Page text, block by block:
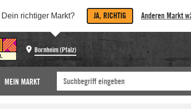
Dein richtiger Markt? JA, RICHTIG Anderen Markt
Bornheim (Pfalz)
MEIN MARKT